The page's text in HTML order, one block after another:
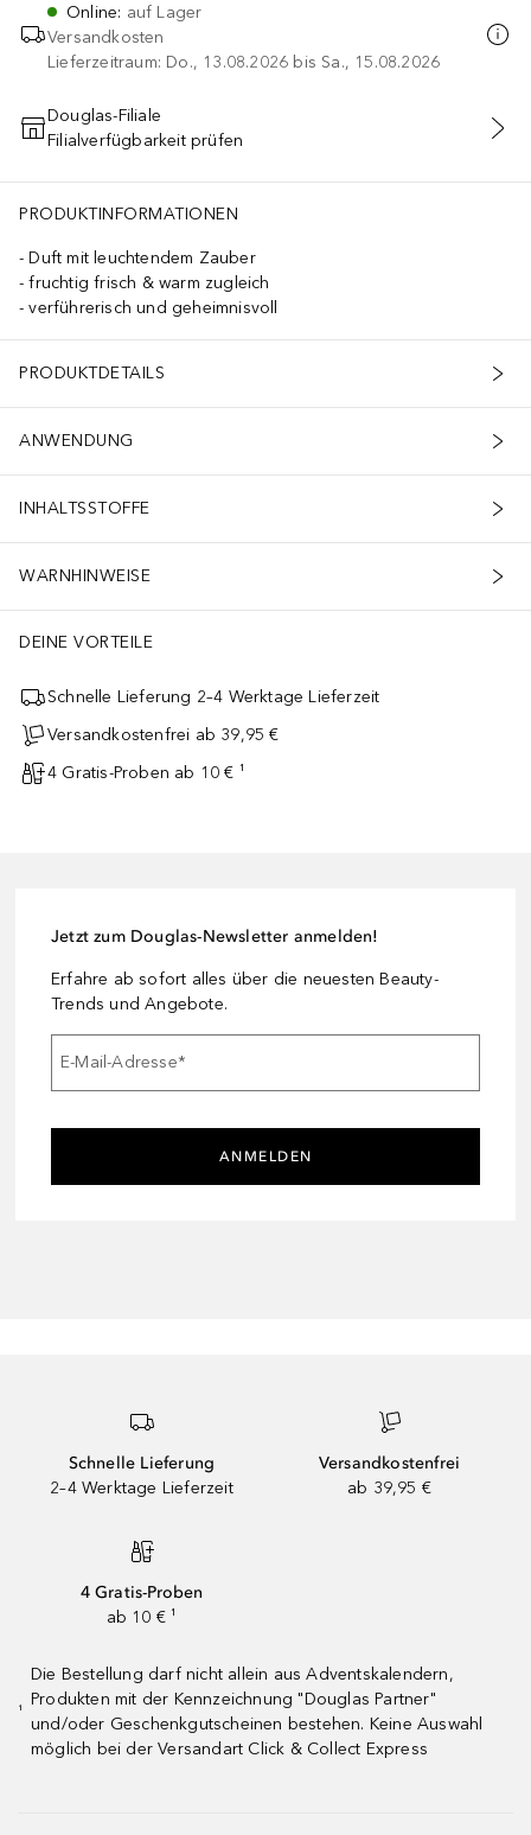
Online: auf Lager
Versandkosten
Lieferzeitraum: Do., 13.08.2026 bis Sa., 15.08.2026
IN DEN WARENKORB
Douglas-Filiale
Filialverfügbarkeit prüfen
PRODUKTINFORMATIONEN
Duft mit leuchtendem Zauber
fruchtig frisch & warm zugleich
verführerisch und geheimnisvoll
PRODUKTDETAILS
ANWENDUNG
INHALTSSTOFFE
WARNHINWEISE
DEINE VORTEILE
Schnelle Lieferung 2–4 Werktage Lieferzeit
Versandkostenfrei ab 39,95 €
4 Gratis-Proben ab 10 € ¹
Jetzt zum Douglas-Newsletter anmelden!
Erfahre ab sofort alles über die neuesten Beauty-
Trends und Angebote.
E-Mail-Adresse*
ANMELDEN
Schnelle Lieferung
2–4 Werktage Lieferzeit
Versandkostenfrei
ab 39,95 €
4 Gratis-Proben
ab 10 € ¹
¹
Die Bestellung darf nicht allein aus Adventskalendern,
Produkten mit der Kennzeichnung "Douglas Partner"
und/oder Geschenkgutscheinen bestehen. Keine Auswahl
möglich bei der Versandart Click & Collect Express